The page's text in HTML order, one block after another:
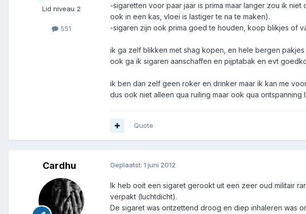
Lid niveau 2
551
-sigaretten voor paar jaar is prima maar langer zou ik
ook in een kas, vloei is lastiger te na te maken).
-sigaren zijn ook prima goed te houden, koop blikjes of
ik ga zelf blikken met shag kopen, en hele bergen
ook ga ik sigaren aanschaffen en pijptabak en evt
ik ben dan zelf geen roker en drinker maar ik kan me
dus ook niet alleen qua ruiling maar ook qua
Quote
Cardhu Geplaatst: 1 juni 2012
Ik heb ooit een sigaret gerookt uit een zeer oud militair
verpakt (luchtdicht).
De sigaret was ontzettend droog en diep inhaleren was